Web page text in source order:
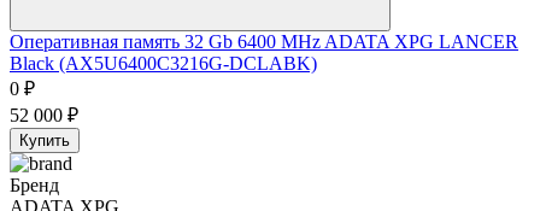
Оперативная память 32 Gb 6400 MHz ADATA XPG LANCER
Black (AX5U6400C3216G-DCLABK)
0 ₽
52 000 ₽
Купить
Бренд